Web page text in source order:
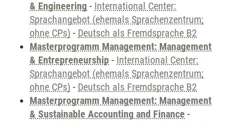
& Engineering - International Center:
Sprachangebot (ehemals Sprachenzentrum;
ohne CPs) - Deutsch als Fremdsprache B2
Masterprogramm Management: Management
& Entrepreneurship - International Center:
Sprachangebot (ehemals Sprachenzentrum;
ohne CPs) - Deutsch als Fremdsprache B2
Masterprogramm Management: Management
& Sustainable Accounting and Finance -